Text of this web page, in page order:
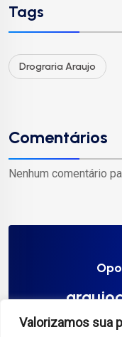
Valorizamos sua
Tags
Drograria Araujo
Comentários
Nenhum comentário